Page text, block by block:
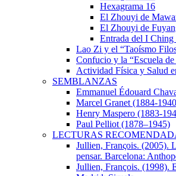
Hexagrama 16
El Zhouyi de
El Zhouyi de
Entrada del I Ching
Lao Zi y el “Taoísmo
Confucio y la “Escuela
Actividad Física y Salud
SEMBLANZAS
Emmanuel Édouard
Marcel Granet (1884-
Henry Maspero (1883-
Paul Pelliot (1878–1945)
LECTURAS
Jullien, Franςois. (2005).
pensar. Barcelona:
Jullien, François. (1998).